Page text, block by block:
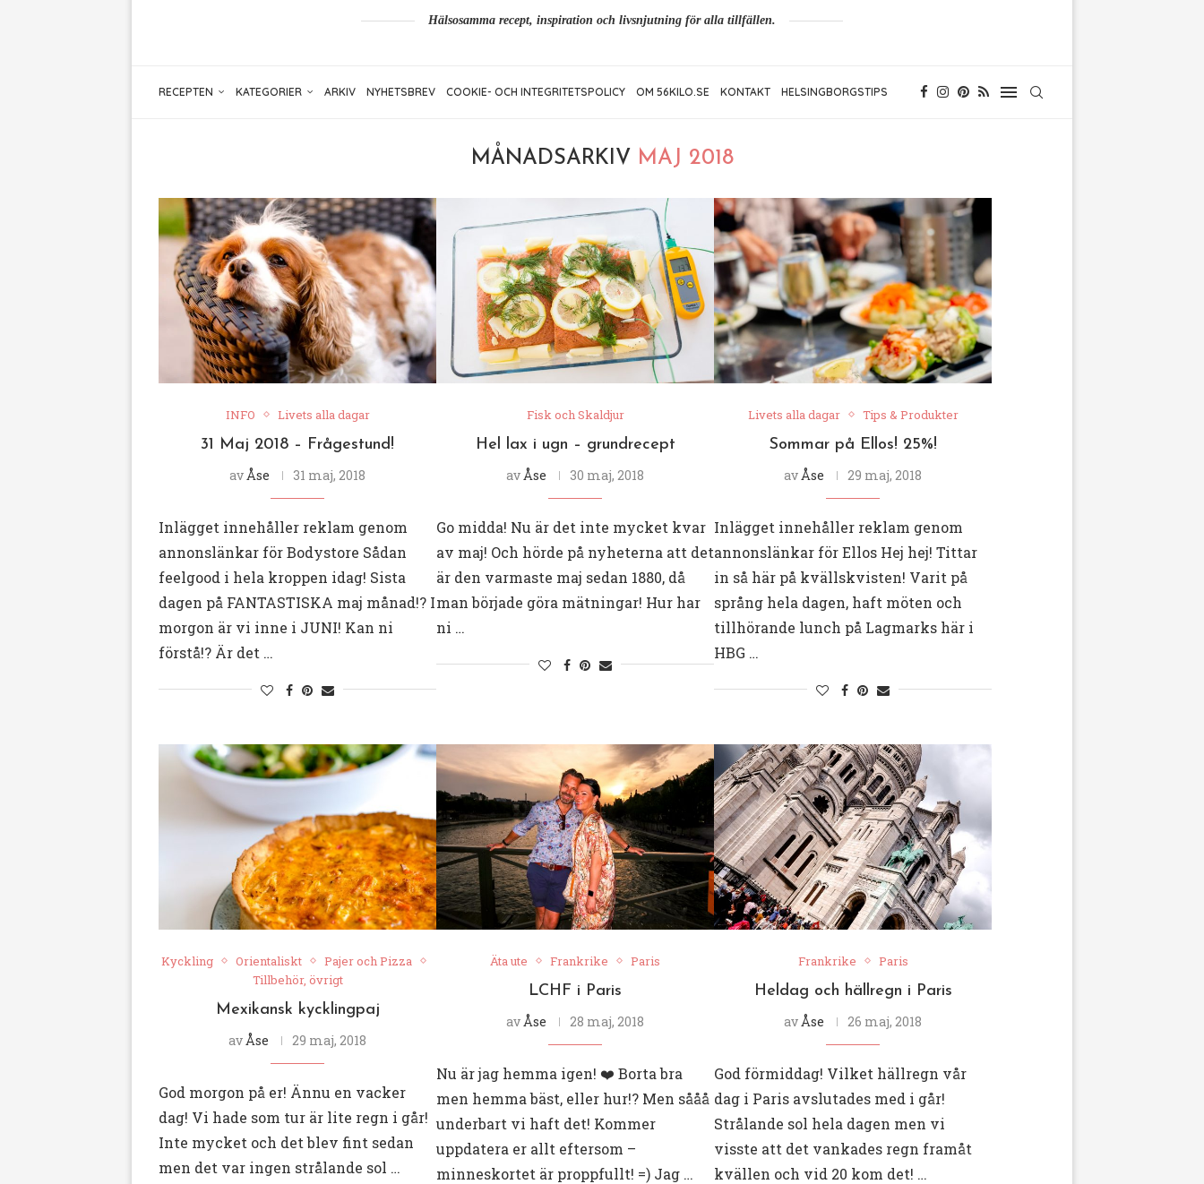
Hälsosamma recept, inspiration och livsnjutning för alla tillfällen.
RECEPTEN KATEGORIER ARKIV NYHETSBREV COOKIE- OCH INTEGRITETSPOLICY OM 56KILO.SE KONTAKT HELSINGBORGSTIPS
MÅNADSARKIV MAJ 2018
INFO Livets alla dagar
31 Maj 2018 – Frågestund!
avÅse 31 maj, 2018
Inlägget innehåller reklam genom
annonslänkar för Bodystore Sådan
feelgood i hela kroppen idag! Sista
dagen på FANTASTISKA maj månad!? I
morgon är vi inne i JUNI! Kan ni
förstå!? Är det …
Fisk och Skaldjur
Hel lax i ugn – grundrecept
avÅse 30 maj, 2018
Go midda! Nu är det inte mycket kvar
av maj! Och hörde på nyheterna att det
är den varmaste maj sedan 1880, då
man började göra mätningar! Hur har
ni …
Livets alla dagar Tips & Produkter
Sommar på Ellos! 25%!
avÅse 29 maj, 2018
Inlägget innehåller reklam genom
annonslänkar för Ellos Hej hej! Tittar
in så här på kvällskvisten! Varit på
språng hela dagen, haft möten och
tillhörande lunch på Lagmarks här i
HBG …
Kyckling Orientaliskt
Pajer och Pizza
Tillbehör, övrigt
Mexikansk kycklingpaj
av Åse 29 maj, 2018
God morgon på er! Ännu en vacker
dag! Vi hade som tur är lite regn i går!
Inte mycket och det blev fint sedan
men det var ingen strålande sol …
Äta ute Frankrike Paris
LCHF i Paris
av Åse 28 maj, 2018
Nu är jag hemma igen! ❤️ Borta bra
men hemma bäst, eller hur!? Men sååå
underbart vi haft det! Kommer
uppdatera er allt eftersom –
minneskortet är proppfullt! =) Jag …
Frankrike Paris
Heldag och hällregn i Paris
av Åse 26 maj, 2018
God förmiddag! Vilket hällregn vår
dag i Paris avslutades med i går!
Strålande sol hela dagen men vi
visste att det vankades regn framåt
kvällen och vid 20 kom det! …